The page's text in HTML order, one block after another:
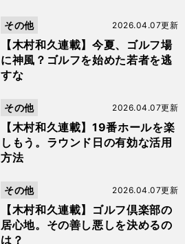
【木村和久連載】今夏、ゴルフ場
に神風？ゴルフを始めた若者を逃
すな
2026.04.07更新
その他
【木村和久連載】19番ホールを楽
しもう。ラウンド日の有効な活用
方法
2026.04.07更新
その他
【木村和久連載】ゴルフ倶楽部の
居心地。その善し悪しを決めるの
は？
2026.04.07更新
その他